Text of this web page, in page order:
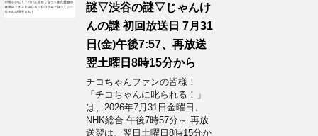
謎▽渋谷の謎▽じゃんけ
んの謎 初回放送日 7月31
日(金)午後7:57、再放送
翌土曜日8時15分から
チコちゃんファンの皆様！
「チコちゃんに叱られる！」​
は、2026年7月31日金曜日、
NHK総合 午後7時57分～ 再放
送翌は、翌日土曜日8時15分か